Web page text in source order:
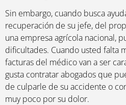
Sin embargo, cuando busca
recuperación de su jefe, del
una empresa agrícola nacional,
dificultades. Cuando usted falta
facturas del médico van a ser
gusta contratar abogados que
de culparle de su accidente o
muy poco por su dolor.